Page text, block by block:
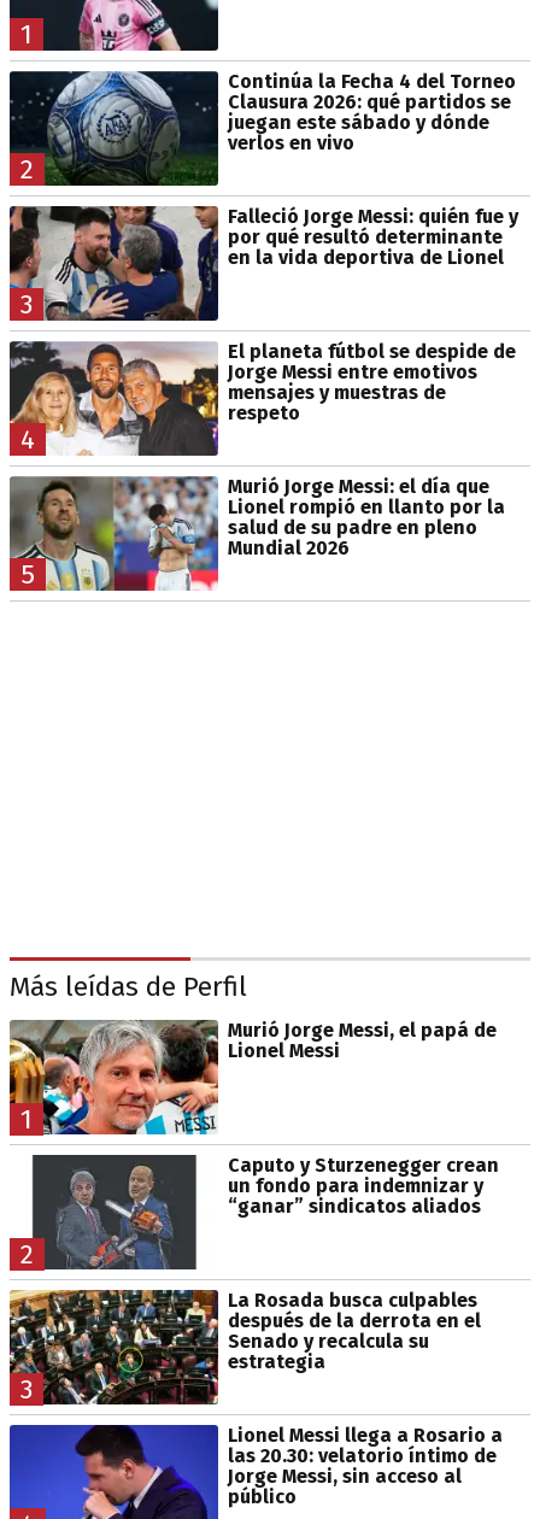
1
2
Continúa la Fecha 4 del Torneo
Clausura 2026: qué partidos se
juegan este sábado y dónde
verlos en vivo
3
Falleció Jorge Messi: quién fue y
por qué resultó determinante
en la vida deportiva de Lionel
4
El planeta fútbol se despide de
Jorge Messi entre emotivos
mensajes y muestras de
respeto
5
Murió Jorge Messi: el día que
Lionel rompió en llanto por la
salud de su padre en pleno
Mundial 2026
Más leídas de Perfil
1
Murió Jorge Messi, el papá de
Lionel Messi
2
Caputo y Sturzenegger crean
un fondo para indemnizar y
“ganar” sindicatos aliados
3
La Rosada busca culpables
después de la derrota en el
Senado y recalcula su
estrategia
Lionel Messi llega a Rosario a
las 20.30: velatorio íntimo de
Jorge Messi, sin acceso al
público